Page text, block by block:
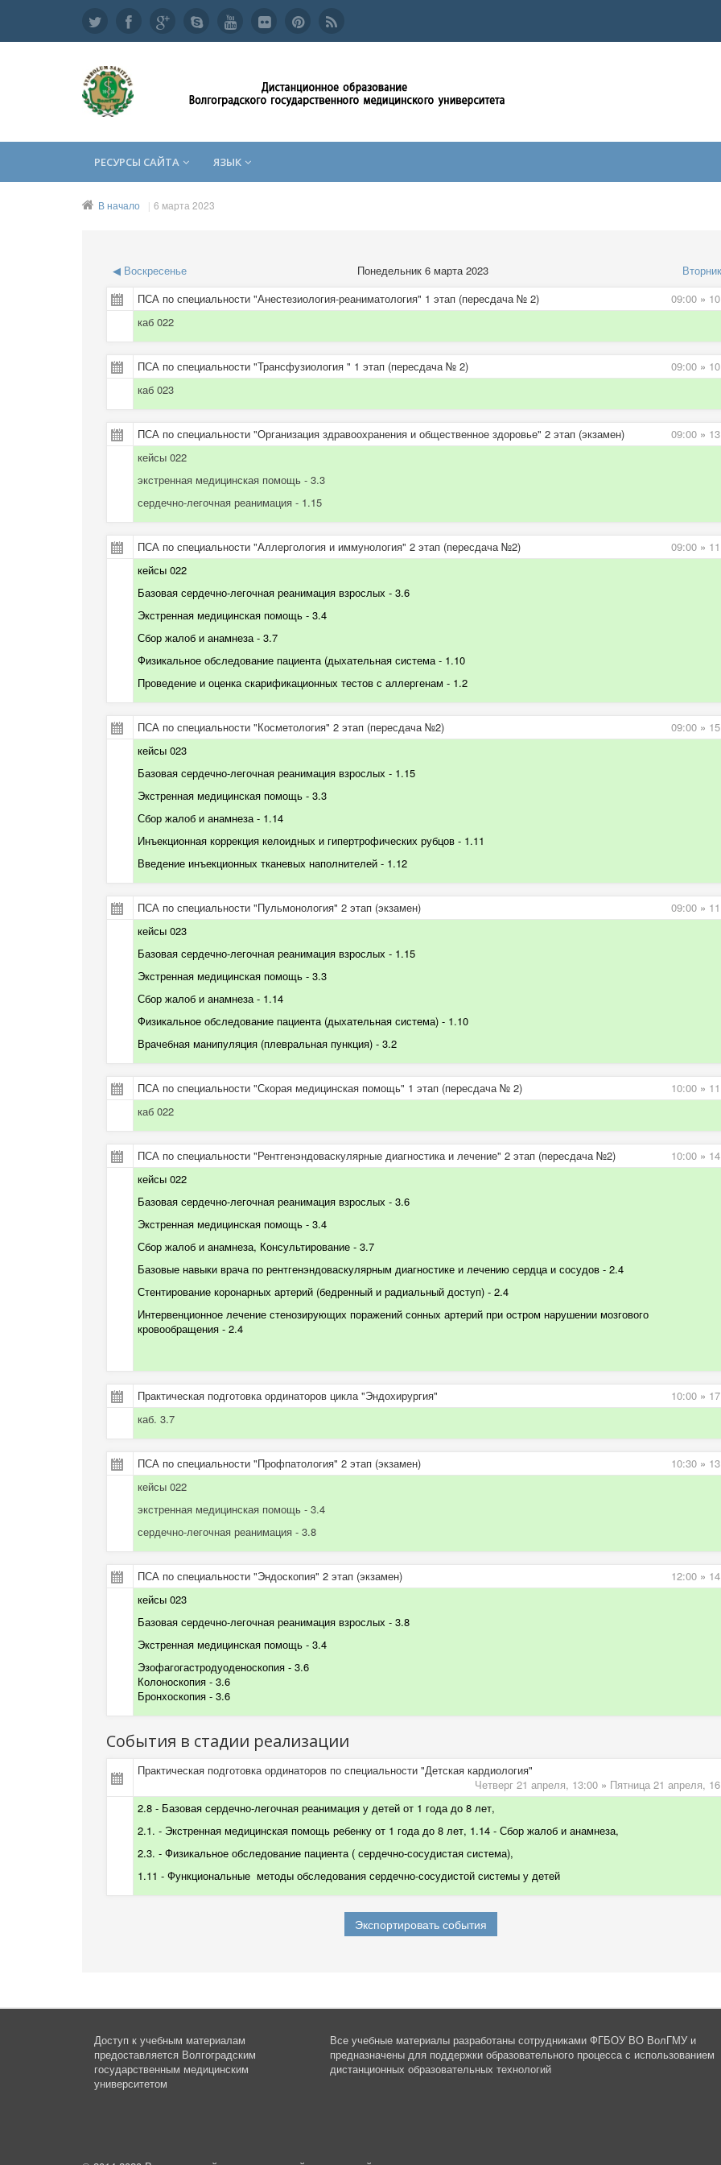
РЕСУРСЫ САЙТА ЯЗЫК
В начало 6 марта 2023
◀ Воскресенье Понедельник 6 марта 2023 Вторник
ПСА по специальности "Анестезиология-реаниматология" 1 этап (пересдача № 2)
09:00 »
каб 022
ПСА по специальности "Трансфузиология " 1 этап (пересдача № 2) 09:00 »
каб 023
ПСА по специальности "Организация здравоохранения и общественное здоровье" 2 этап (экзамен) 09:00 »
кейсы 022
экстренная медицинская помощь - 3.3
сердечно-легочная реанимация - 1.15
ПСА по специальности "Аллергология и иммунология" 2 этап (пересдача №2) 09:00 »
кейсы 022
Базовая сердечно-легочная реанимация взрослых - 3.6
Экстренная медицинская помощь - 3.4
Сбор жалоб и анамнеза- 3.7
Физикальное обследование пациента (дыхательная система- 1.10
Проведение и оценка скарификационных тестов с аллергенам - 1.2
ПСА по специальности "Косметология" 2 этап (пересдача №2) 09:00 »
кейсы 023
Базовая сердечно-легочная реанимация взрослых - 1.15
Экстренная медицинская помощь - 3.3
Сбор жалоб и анамнеза- 1.14
Инъекционная коррекция келоидных и гипертрофических рубцов - 1.11
Введение инъекционных тканевых наполнителей - 1.12
ПСА по специальности "Пульмонология" 2 этап (экзамен) 09:00 »
кейсы 023
Базовая сердечно-легочная реанимация взрослых - 1.15
Экстренная медицинская помощь - 3.3
Сбор жалоб и анамнеза- 1.14
Физикальное обследование пациента (дыхательная система) - 1.10
Врачебная манипуляция (плевральная пункция) - 3.2
ПСА по специальности "Скорая медицинская помощь" 1 этап (пересдача № 2) 10:00 »
каб 022
ПСА по специальности "Рентгенэндоваскулярные диагностика и лечение" 2 этап (пересдача №2) 10:00 »
кейсы 022
Базовая сердечно-легочная реанимация взрослых - 3.6
Экстренная медицинская помощь - 3.4
Сбор жалоб и анамнеза, Консультирование - 3.7
Базовые навыки врача по рентгенэндоваскулярным диагностике и лечению сердца и сосудов - 2.4
Стентирование коронарных артерий (бедренный и радиальный доступ) - 2.4
Интервенционное лечение стенозирующих поражений сонных артерий при остром нарушении мозгового
кровообращения - 2.4
Практическая подготовка ординаторов цикла "Эндохирургия" 10:00 »
каб. 3.7
ПСА по специальности "Профпатология" 2 этап (экзамен) 10:30 »
кейсы 022
экстренная медицинская помощь - 3.4
сердечно-легочная реанимация - 3.8
ПСА по специальности "Эндоскопия" 2 этап (экзамен) 12:00 »
кейсы 023
Базовая сердечно-легочная реанимация взрослых - 3.8
Экстренная медицинская помощь - 3.4
Эзофагогастродуоденоскопия - 3.6
Колоноскопия - 3.6
Бронхоскопия - 3.6
События в стадии реализации
Практическая подготовка ординаторов по специальности "Детская кардиология"
Четверг 21 апреля, 13:00 » Пятница 21 апреля,
2.8 - Базовая сердечно-легочная реанимация у детей от 1 года до 8 лет,
2.1. - Экстренная медицинская помощь ребенку от 1 года до 8 лет, 1.14 - Сбор жалоб и анамнеза,
2.3. - Физикальное обследование пациента ( сердечно-сосудистая система),
1.11 - Функциональные методы обследования сердечно-сосудистой системы у детей
Доступ к учебным материалам
предоставляется Волгоградским
государственным медицинским
университетом
Все учебные материалы разработаны сотрудниками ФГБОУ ВО ВолГМУ и
предназначены для поддержки образовательного процесса с использованием
дистанционных образовательных технологий